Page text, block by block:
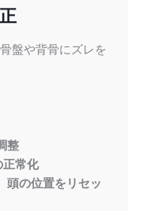
盤や背骨にズレを
整
正常化
頭の位置をリセッ